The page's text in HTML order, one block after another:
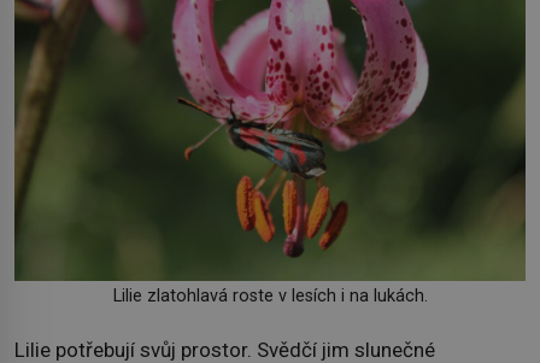
Lilie zlatohlavá roste v lesích i na lukách.
Lilie potřebují svůj prostor. Svědčí jim slunečné